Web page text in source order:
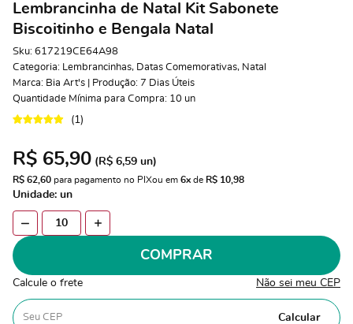
Lembrancinha de Natal Kit Sabonete
Biscoitinho e Bengala Natal
Sku: 617219CE64A98
Categoria: Lembrancinhas, Datas Comemorativas, Natal
Marca: Bia Art's | Produção: 7 Dias Úteis
Quantidade Mínima para Compra: 10 un
(1)
R$ 65,90 (R$ 6,59 un)
R$ 62,60 para pagamento no PIXou em 6x de R$ 10,98
Unidade: un
COMPRAR
Calcule o frete Não sei meu CEP
Calcular